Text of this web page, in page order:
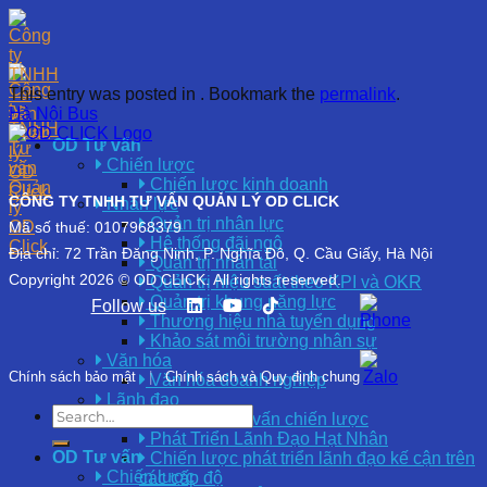
Skip
to
content
OD Tư vấn
Chiến lược
Chiến lược kinh doanh
Nhân lực
Quản trị nhân lực
Hệ thống đãi ngộ
Quản trị nhân tài
Quản trị hiệu suất theo KPI và OKR
Quản trị khung năng lực
Thương hiệu nhà tuyển dụng
Khảo sát môi trường nhân sự
Văn hóa
Văn hóa doanh nghiệp
Lãnh đạo
Coaching cố vấn chiến lược
Phát Triển Lãnh Đạo Hạt Nhân
Chiến lược phát triển lãnh đạo kế cận trên
các cấp độ
This entry was posted in . Bookmark the permalink.
Hà Nội Bus
CÔNG TY TNHH TƯ VẤN QUẢN LÝ OD CLICK
Mã số thuế: 0107968379
Địa chỉ: 72 Trần Đăng Ninh, P. Nghĩa Đô, Q. Cầu Giấy, Hà Nội
Copyright 2026 © OD CLICK. All rights reserved.
Follow us
Chính sách bảo mật | Chính sách và Quy định chung
OD Tư vấn
Chiến lược